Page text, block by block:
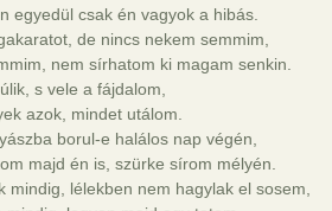
egyedül csak én vagyok a hibás.
de nincs nekem semmim,
nem sírhatom ki magam senkin.
s vele a fájdalom,
azok, mindet utálom.
borul-e halálos nap végén,
majd én is, szürke sírom mélyén.
mindig, lélekben nem hagylak el sosem,